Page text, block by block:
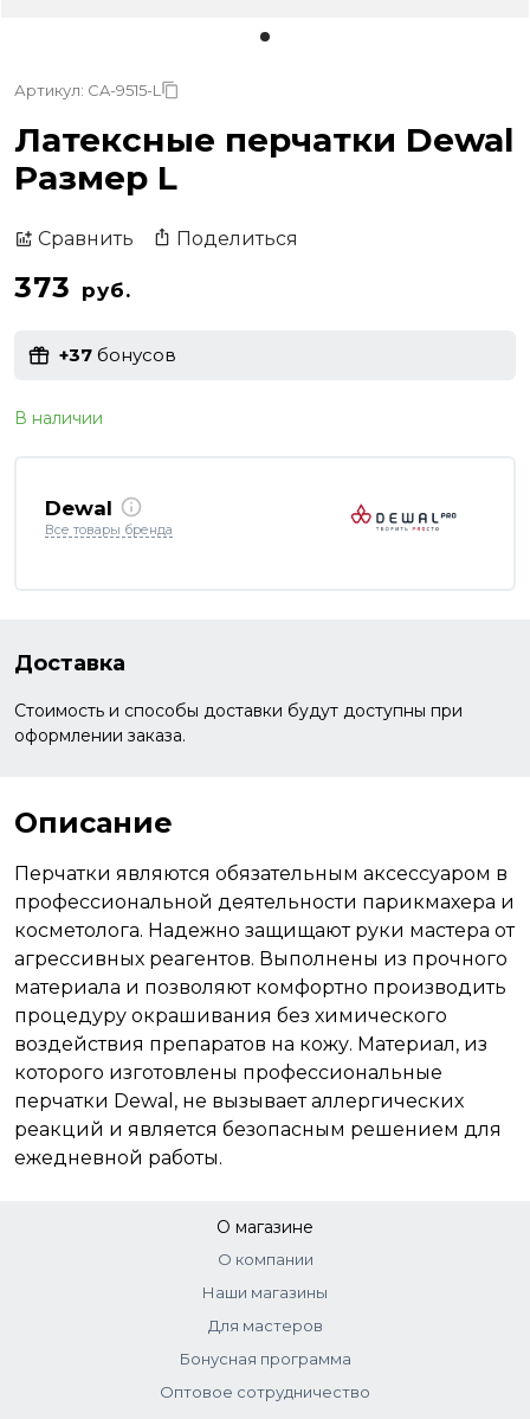
Артикул: CA-9515-L
Латексные перчатки Dewal
Pазмер L
Сравнить Поделиться
373 руб.
+37 бонусов
В наличии
Dewal
Все товары бренда
Доставка
Стоимость и способы доставки будут доступны при
оформлении заказа.
Описание
Перчатки являются обязательным аксессуаром в
профессиональной деятельности парикмахера и
косметолога. Надежно защищают руки мастера от
агрессивных реагентов. Выполнены из прочного
материала и позволяют комфортно производить
процедуру окрашивания без химического
воздействия препаратов на кожу. Материал, из
которого изготовлены профессиональные
перчатки Dewal, не вызывает аллергических
реакций и является безопасным решением для
ежедневной работы.
О магазине
О компании
Наши магазины
Для мастеров
Бонусная программа
Оптовое сотрудничество